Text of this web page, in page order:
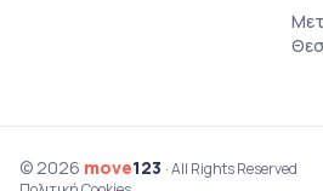
© 2026 move123 · All Rights Reserved